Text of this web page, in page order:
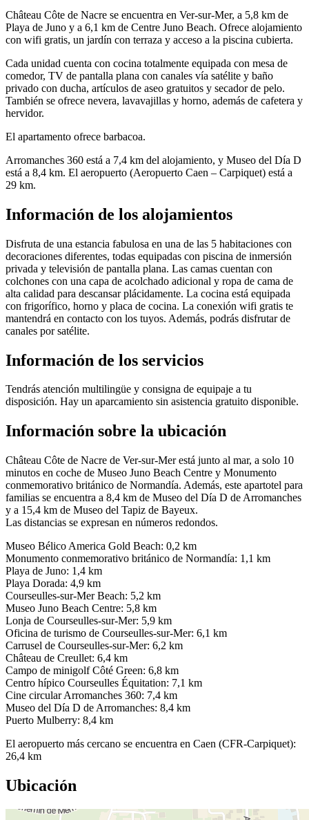
Château Côte de Nacre se encuentra en Ver-sur-Mer, a 5,8 km de
Playa de Juno y a 6,1 km de Centre Juno Beach. Ofrece alojamiento
con wifi gratis, un jardín con terraza y acceso a la piscina cubierta.
Cada unidad cuenta con cocina totalmente equipada con mesa de
comedor, TV de pantalla plana con canales vía satélite y baño
privado con ducha, artículos de aseo gratuitos y secador de pelo.
También se ofrece nevera, lavavajillas y horno, además de cafetera y
hervidor.
El apartamento ofrece barbacoa.
Arromanches 360 está a 7,4 km del alojamiento, y Museo del Día D
está a 8,4 km. El aeropuerto (Aeropuerto Caen – Carpiquet) está a
29 km.
Información de los alojamientos
Disfruta de una estancia fabulosa en una de las 5 habitaciones con
decoraciones diferentes, todas equipadas con piscina de inmersión
privada y televisión de pantalla plana. Las camas cuentan con
colchones con una capa de acolchado adicional y ropa de cama de
alta calidad para descansar plácidamente. La cocina está equipada
con frigorífico, horno y placa de cocina. La conexión wifi gratis te
mantendrá en contacto con los tuyos. Además, podrás disfrutar de
canales por satélite.
Información de los servicios
Tendrás atención multilingüe y consigna de equipaje a tu
disposición. Hay un aparcamiento sin asistencia gratuito disponible.
Información sobre la ubicación
Château Côte de Nacre de Ver-sur-Mer está junto al mar, a solo 10
minutos en coche de Museo Juno Beach Centre y Monumento
conmemorativo británico de Normandía. Además, este apartotel para
familias se encuentra a 8,4 km de Museo del Día D de Arromanches
y a 15,4 km de Museo del Tapiz de Bayeux.
Las distancias se expresan en números redondos.
Museo Bélico America Gold Beach: 0,2 km
Monumento conmemorativo británico de Normandía: 1,1 km
Playa de Juno: 1,4 km
Playa Dorada: 4,9 km
Courseulles-sur-Mer Beach: 5,2 km
Museo Juno Beach Centre: 5,8 km
Lonja de Courseulles-sur-Mer: 5,9 km
Oficina de turismo de Courseulles-sur-Mer: 6,1 km
Carrusel de Courseulles-sur-Mer: 6,2 km
Château de Creullet: 6,4 km
Campo de minigolf Côté Green: 6,8 km
Centro hípico Courseulles Équitation: 7,1 km
Cine circular Arromanches 360: 7,4 km
Museo del Día D de Arromanches: 8,4 km
Puerto Mulberry: 8,4 km
El aeropuerto más cercano se encuentra en Caen (CFR-Carpiquet):
26,4 km
Ubicación